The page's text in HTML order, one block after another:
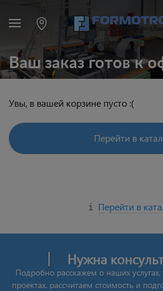
Ваш заказ готов к
Увы, в вашей корзине пусто :(
Перейти в
Перейти в
Нужна
Подробно расскажем о наших
проектах, рассчитаем стоимость и